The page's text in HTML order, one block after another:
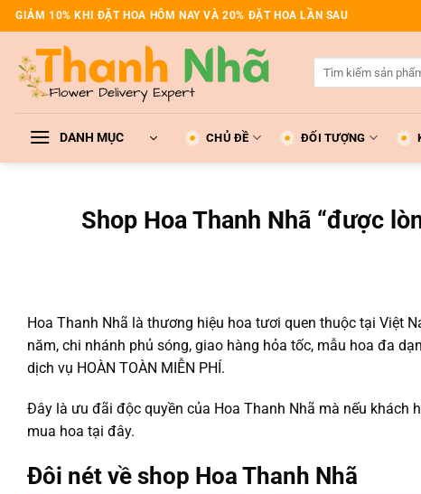
Bỏ
qua
dung
GIẢM 10% KHI ĐẶT HOA HÔM NAY VÀ 20% ĐẶT HOA LẦN SAU
DANH MỤC CHỦ ĐỀ ĐỐI TƯỢNG
Shop Hoa Thanh Nhã “được
Hoa Thanh Nhã là thương hiệu hoa tươi quen thuộc tại Việt
năm, chi nhánh phủ sóng, giao hàng hỏa tốc, mẫu hoa đa
dịch vụ HOÀN TOÀN MIỄN PHÍ.
Đây là ưu đãi độc quyền của Hoa Thanh Nhã mà nếu
mua hoa tại đây.
Đôi nét về shop Hoa Thanh Nhã